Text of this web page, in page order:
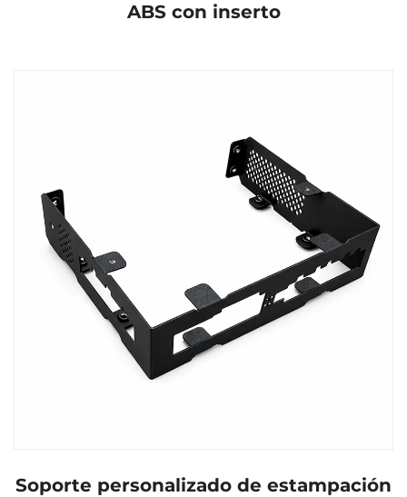
ABS con inserto
Soporte personalizado de estampación